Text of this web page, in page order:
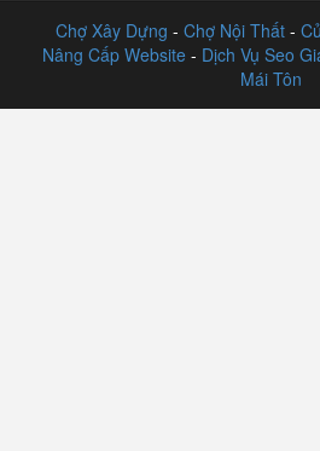
Chợ Xây Dựng - Chợ Nội Thất -
Nâng Cấp Website- Dịch Vụ Seo
Mái Tôn